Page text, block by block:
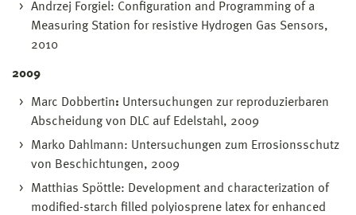
Andrzej Forgiel: Configuration and Programming of a
Measuring Station for resistive Hydrogen Gas Sensors,
2010
2009
Marc Dobbertin: Untersuchungen zur reproduzierbaren
Abscheidung von DLC auf Edelstahl, 2009
Marko Dahlmann: Untersuchungen zum Errosionsschutz
von Beschichtungen, 2009
Matthias Spöttle: Development and characterization of
modified-starch filled polyiosprene latex for enhanced